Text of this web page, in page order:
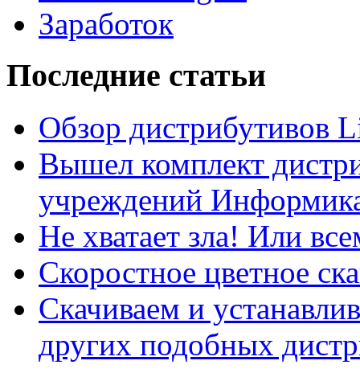
Заработок
Последние статьи
Обзор дистрибутивов
Вышел комплект
учреждений
Не хватает зла! Или
Скоростное цветное
Скачиваем и
других подобных